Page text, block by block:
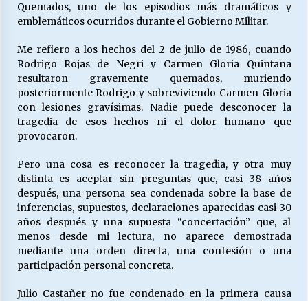
Quemados, uno de los episodios más dramáticos y
emblemáticos ocurridos durante el Gobierno Militar.
Me refiero a los hechos del 2 de julio de 1986, cuando
Rodrigo Rojas de Negri y Carmen Gloria Quintana
resultaron gravemente quemados, muriendo
posteriormente Rodrigo y sobreviviendo Carmen Gloria
con lesiones gravísimas. Nadie puede desconocer la
tragedia de esos hechos ni el dolor humano que
provocaron.
Pero una cosa es reconocer la tragedia, y otra muy
distinta es aceptar sin preguntas que, casi 38 años
después, una persona sea condenada sobre la base de
inferencias, supuestos, declaraciones aparecidas casi 30
años después y una supuesta “concertación” que, al
menos desde mi lectura, no aparece demostrada
mediante una orden directa, una confesión o una
participación personal concreta.
Julio Castañer no fue condenado en la primera causa